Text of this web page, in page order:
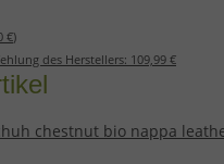
€)
des Herstellers: 109,99 €